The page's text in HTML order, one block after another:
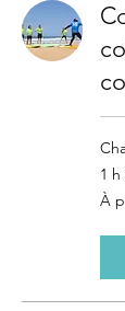
1 h
À
partir
À